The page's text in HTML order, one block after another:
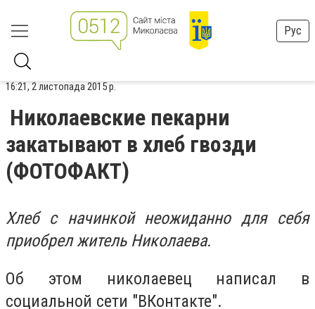
Рус
16:21, 2 листопада 2015 р.
Николаевские пекарни
закатывают в хлеб гвозди
(ФОТОФАКТ)
Хлеб с начинкой неожиданно для себя
приобрел житель Николаева.
Об этом николаевец написал в
социальной сети "ВКонтакте".